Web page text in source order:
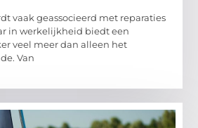
vaak geassocieerd met reparaties
in werkelijkheid biedt een
veel meer dan alleen het
Van